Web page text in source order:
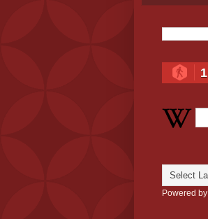
1
Powered by